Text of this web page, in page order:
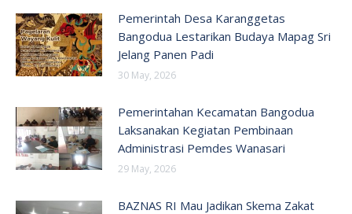
Pemerintah Desa Karanggetas
Bangodua Lestarikan Budaya Mapag Sri
Jelang Panen Padi
30 May, 2026
Pemerintahan Kecamatan Bangodua
Laksanakan Kegiatan Pembinaan
Administrasi Pemdes Wanasari
29 May, 2026
BAZNAS RI Mau Jadikan Skema Zakat